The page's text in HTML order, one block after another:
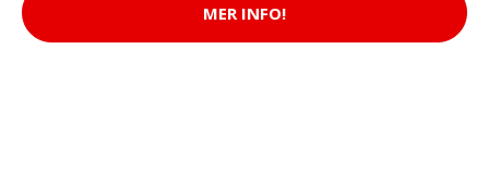
MER INFO!